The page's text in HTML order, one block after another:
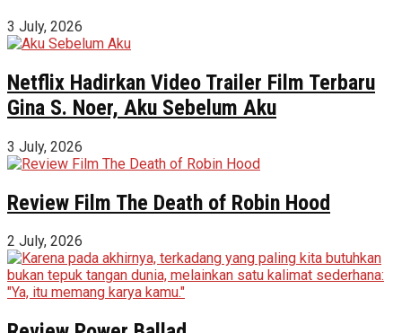
3 July, 2026
Netflix Hadirkan Video Trailer Film Terbaru
Gina S. Noer, Aku Sebelum Aku
3 July, 2026
Review Film The Death of Robin Hood
2 July, 2026